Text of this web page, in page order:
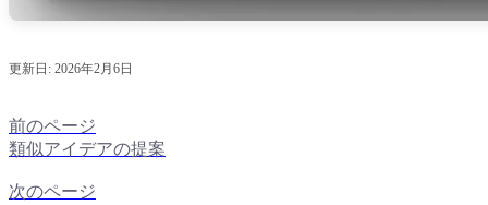
更新日: 2026年2月6日
前のページ
類似アイデアの提案
次のページ